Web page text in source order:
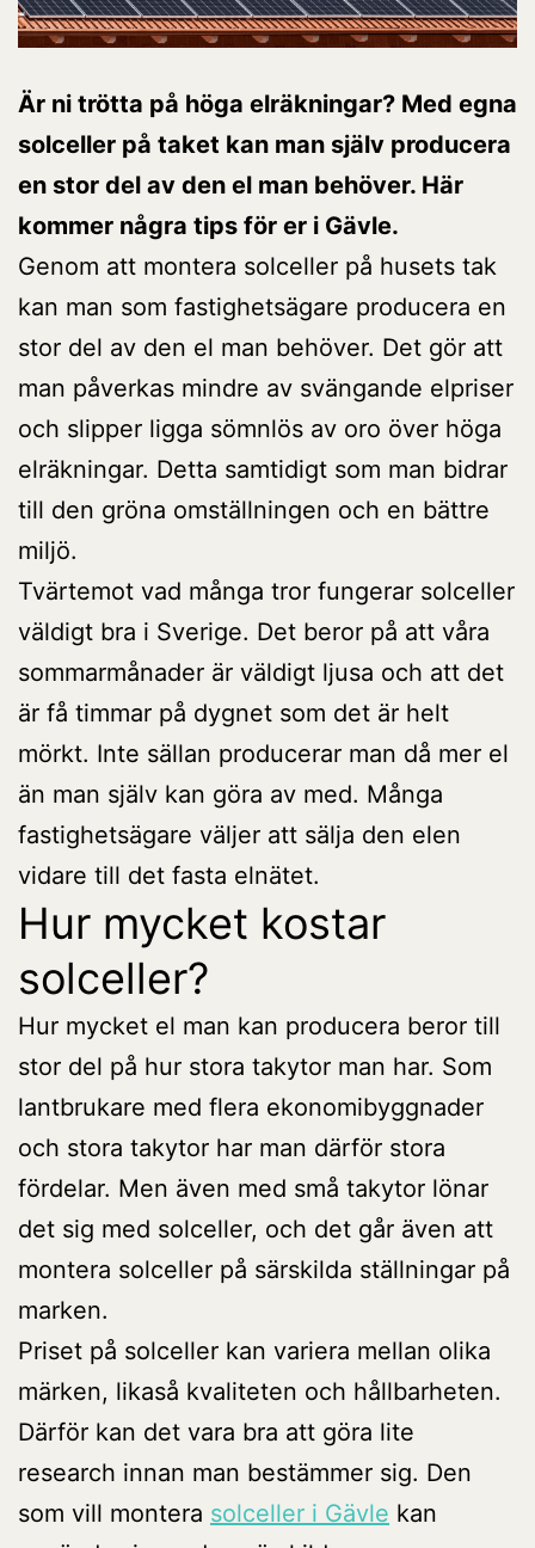
Är ni trötta på höga elräkningar? Med egna
solceller på taket kan man själv producera
en stor del av den el man behöver. Här
kommer några tips för er i Gävle.
Genom att montera solceller på husets tak
kan man som fastighetsägare producera en
stor del av den el man behöver. Det gör att
man påverkas mindre av svängande elpriser
och slipper ligga sömnlös av oro över höga
elräkningar. Detta samtidigt som man bidrar
till den gröna omställningen och en bättre
miljö.
Tvärtemot vad många tror fungerar solceller
väldigt bra i Sverige. Det beror på att våra
sommarmånader är väldigt ljusa och att det
är få timmar på dygnet som det är helt
mörkt. Inte sällan producerar man då mer el
än man själv kan göra av med. Många
fastighetsägare väljer att sälja den elen
vidare till det fasta elnätet.
Hur mycket kostar
solceller?
Hur mycket el man kan producera beror till
stor del på hur stora takytor man har. Som
lantbrukare med flera ekonomibyggnader
och stora takytor har man därför stora
fördelar. Men även med små takytor lönar
det sig med solceller, och det går även att
montera solceller på särskilda ställningar på
marken.
Priset på solceller kan variera mellan olika
märken, likaså kvaliteten och hållbarheten.
Därför kan det vara bra att göra lite
research innan man bestämmer sig. Den
som vill montera solceller i Gävle kan